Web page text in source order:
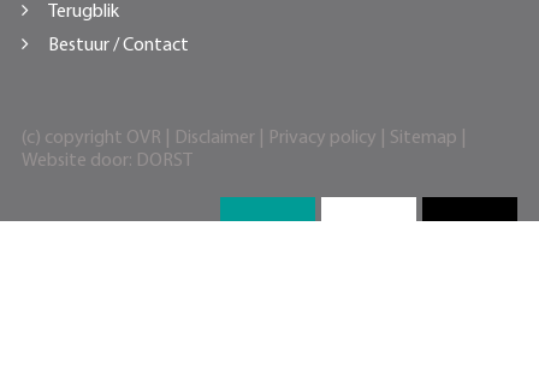
Terugblik
Bestuur / Contact
(c) copyright OVR | Disclaimer| Privacy policy Sitemap
Website door: DORST